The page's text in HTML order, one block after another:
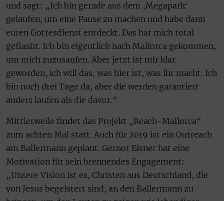
und sagt: „Ich bin gerade aus dem ‚Megapark‘
gelaufen, um eine Pause zu machen und habe dann
euren Gottesdienst entdeckt. Das hat mich total
geflasht. Ich bin eigentlich nach Mallorca gekommen,
um mich zuzusaufen. Aber jetzt ist mir klar
geworden, ich will das, was hier ist, was ihr macht. Ich
bin noch drei Tage da, aber die werden garantiert
anders laufen als die davor.“
Mittlerweile findet das Projekt „Reach-Mallorca“
zum achten Mal statt. Auch für 2019 ist ein Outreach
am Ballermann geplant. Gernot Elsner hat eine
Motivation für sein brennendes Engagement:
„Unsere Vision ist es, Christen aus Deutschland, die
von Jesus begeistert sind, an den Ballermann zu